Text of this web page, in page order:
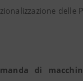
delle
di